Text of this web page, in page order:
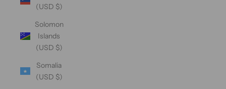
(USD $)
Solomon
Islands
(USD $)
Somalia
(USD $)